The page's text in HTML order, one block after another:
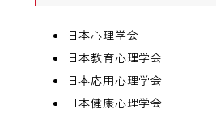
日本心理学会
日本教育心理学会
日本応用心理学会
日本健康心理学会